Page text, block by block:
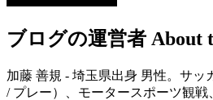
ブログの運営者 About
加藤 善規 - 埼玉県出身 男性。サッ
/ プレー）、モータースポーツ観